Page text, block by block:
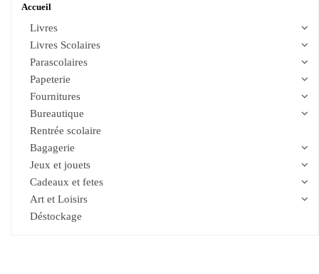
Accueil
Livres
Livres Scolaires
Parascolaires
Papeterie
Fournitures
Bureautique
Rentrée scolaire
Bagagerie
Jeux et jouets
Cadeaux et fetes
Art et Loisirs
Déstockage